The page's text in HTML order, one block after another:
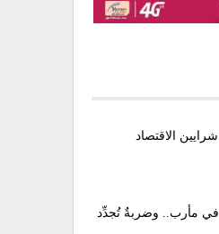
الاقتصاد
مأرب.. وضربةٌ تُجدِّد